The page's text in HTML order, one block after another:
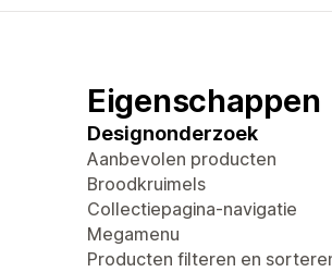
Eigenschappen
Designonderzoek
Aanbevolen producten
Broodkruimels
Collectiepagina-navigatie
Megamenu
Producten filteren en